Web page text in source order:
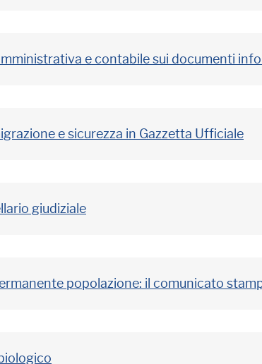
e contabile sui documenti
e sicurezza in Gazzetta Ufficiale
giudiziale
popolazione: il comunicato